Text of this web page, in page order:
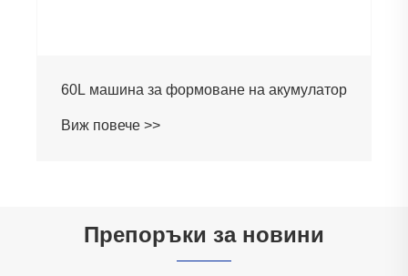
120L натрупана машина за формоване
Препоръки за новини